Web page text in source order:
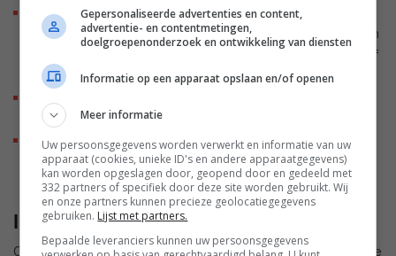
Uitgebreid led-stripassortiment: Flexibele strips
(waaronder Neon Flex en RGBIC-varianten) in lengtes van
3 tot 20 meter voor indirecte verlichting langs meubels of
wanden.
ontworpen voor sfeereffecten op de muur.
Smart Dial Switch: Een fysieke controller waarmee
gebruikers scènes, helderheid en kleuren handmatig
kunnen aanpassen via een draai- en tikbeweging.
Integratie en beschikbaarheid
Omdat de nieuwe apparaten gebruikmaken van de bestaande
Gepersonaliseerde advertenties en content,
advertentie- en contentmetingen,
doelgroepenonderzoek en ontwikkeling van diensten
Informatie op een apparaat opslaan en/of openen
Meer informatie
Uw persoonsgegevens worden verwerkt en informatie van uw
apparaat (cookies, unieke ID's en andere apparaatgegevens)
kan worden opgeslagen door, geopend door en gedeeld met
332 partners of specifiek door deze site worden gebruikt. Wij
en onze partners kunnen precieze geolocatiegegevens
gebruiken. Lijst met partners.
Bepaalde leveranciers kunnen uw persoonsgegevens